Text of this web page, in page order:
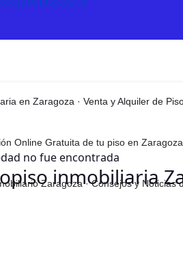
en Zaragoza · Venta y Alquiler de
Online Gratuita de tu piso en Zaragoza
Zaragoza · Consejos y Noticias
no fue encontrada
inmobiliaria